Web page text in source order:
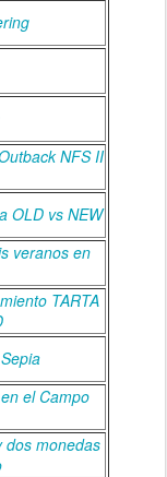
NFS II
OLD vs NEW
veranos en
TARTA
el Campo
dos monedas